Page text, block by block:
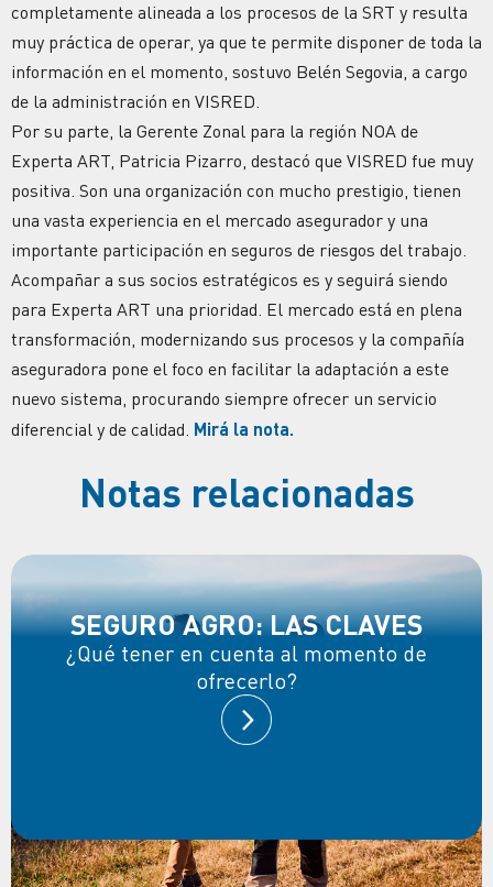
completamente alineada a los procesos de la SRT y resulta
muy práctica de operar, ya que te permite disponer de toda la
información en el momento, sostuvo Belén Segovia, a cargo
de la administración en VISRED.
Por su parte, la Gerente Zonal para la región NOA de
Experta ART, Patricia Pizarro, destacó que VISRED fue muy
positiva. Son una organización con mucho prestigio, tienen
una vasta experiencia en el mercado asegurador y una
importante participación en seguros de riesgos del trabajo.
Acompañar a sus socios estratégicos es y seguirá siendo
para Experta ART una prioridad. El mercado está en plena
transformación, modernizando sus procesos y la compañía
aseguradora pone el foco en facilitar la adaptación a este
nuevo sistema, procurando siempre ofrecer un servicio
diferencial y de calidad. Mirá la nota.
Notas relacionadas
SEGURO AGRO: LAS CLAVES
¿Qué tener en cuenta al momento de
ofrecerlo?